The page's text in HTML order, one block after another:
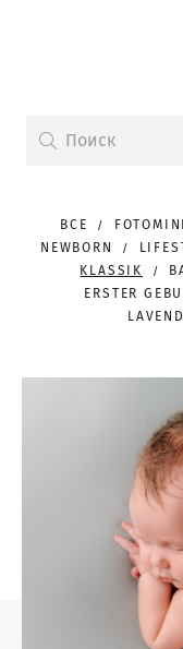
ВСЕ
NEWBORN
KLASSIK
ERSTER